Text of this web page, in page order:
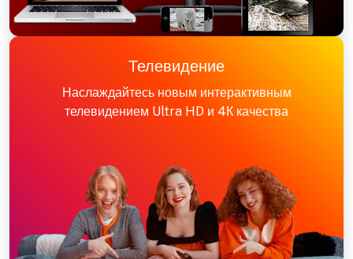
Телевидение
Наслаждайтесь новым интерактивным
телевидением Ultra HD и 4К качества